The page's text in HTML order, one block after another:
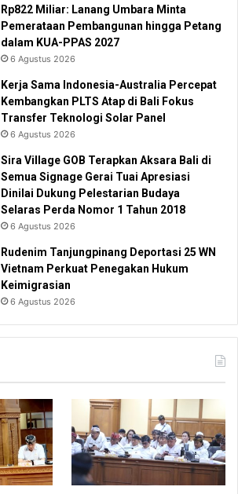
Rp822 Miliar: Lanang Umbara Minta
Pemerataan Pembangunan hingga Petang
dalam KUA-PPAS 2027
6 Agustus 2026
Kerja Sama Indonesia-Australia Percepat
Kembangkan PLTS Atap di Bali Fokus
Transfer Teknologi Solar Panel
6 Agustus 2026
Sira Village GOB Terapkan Aksara Bali di
Semua Signage Gerai Tuai Apresiasi
Dinilai Dukung Pelestarian Budaya
Selaras Perda Nomor 1 Tahun 2018
6 Agustus 2026
Rudenim Tanjungpinang Deportasi 25 WN
Vietnam Perkuat Penegakan Hukum
Keimigrasian
6 Agustus 2026